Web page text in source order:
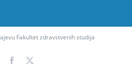
Fakultet zdravstvenih studija
Facebook